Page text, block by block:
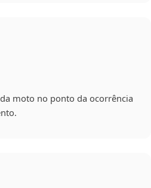
moto no ponto da ocorrência